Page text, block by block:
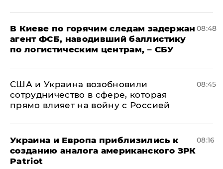
В Киеве по горячим следам задержан
агент ФСБ, наводивший баллистику
по логистическим центрам, – СБУ
08:48
США и Украина возобновили
сотрудничество в сфере, которая
прямо влияет на войну с Россией
08:45
Украина и Европа приблизились к
созданию аналога американского ЗРК
Patriot
08:16